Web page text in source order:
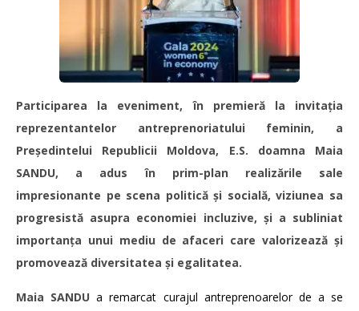
Participarea la eveniment, în premieră la invitația
reprezentantelor antreprenoriatului feminin, a
Președintelui Republicii Moldova, E.S. doamna Maia
SANDU, a adus în prim-plan realizările sale
impresionante pe scena politică și socială, viziunea sa
progresistă asupra economiei incluzive, și a subliniat
importanța unui mediu de afaceri care valorizează și
promovează diversitatea și egalitatea.
Maia SANDU a remarcat curajul antreprenoarelor de a se